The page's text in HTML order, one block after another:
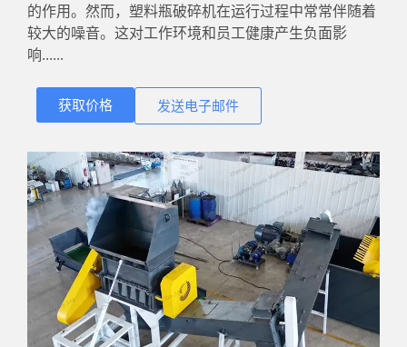
的作用。然而，塑料瓶破碎机在运行过程中常常伴随着
较大的噪音。这对工作环境和员工健康产生负面影
响......
获取价格 发送电子邮件